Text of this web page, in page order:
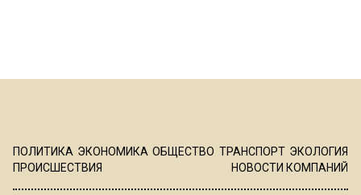
ПОЛИТИКА ЭКОНОМИКА ОБЩЕСТВО ТРАНСПОРТ ЭКОЛОГИЯ
ПРОИСШЕСТВИЯ
НОВОСТИ КОМПАНИЙ